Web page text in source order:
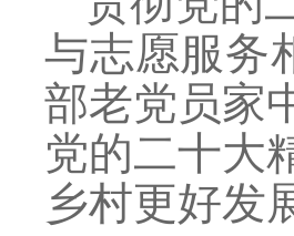
与志愿服务
部老党员家
党的二十大
乡村更好发